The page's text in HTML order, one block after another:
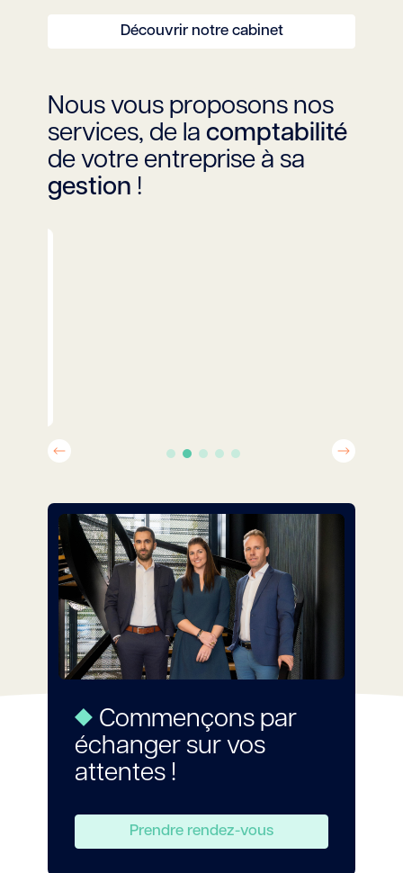
Découvrir notre cabinet
Nous vous proposons nos
services, de la comptabilité
de votre entreprise à sa
gestion !
Previous Next
Commençons par
échanger sur vos
attentes !
Prendre rendez-vous